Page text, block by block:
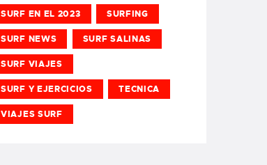
SURF EN EL 2023 SURFING
SURF NEWS SURF SALINAS
SURF VIAJES
SURF Y EJERCICIOS TECNICA
VIAJES SURF